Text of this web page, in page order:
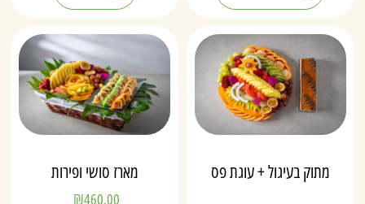
מתוק בעיגול + עוגת פס מארז סושי ופירות
₪460.00